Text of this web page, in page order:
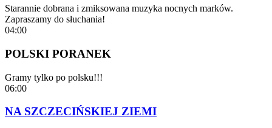
Starannie dobrana i zmiksowana muzyka nocnych marków.
Zapraszamy do słuchania!
04:00
POLSKI PORANEK
Gramy tylko po polsku!!!
06:00
NA SZCZECIŃSKIEJ ZIEMI